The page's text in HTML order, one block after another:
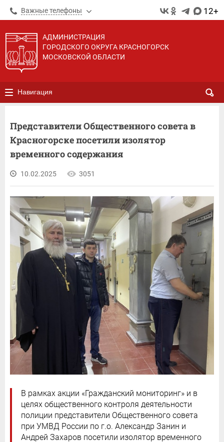
Важные телефоны 12+
АДМИНИСТРАЦИЯ
ГОРОДСКОГО ОКРУГА КРАСНОГОРСК
МОСКОВСКОЙ ОБЛАСТИ
Навигация
Представители Общественного совета в
Красногорске посетили изолятор
временного содержания
10.02.2025 3051
В рамках акции «Гражданский мониторинг» и в
целях общественного контроля деятельности
полиции представители Общественного совета
при УМВД России по г.о. Александр Занин и
Андрей Захаров посетили изолятор временного